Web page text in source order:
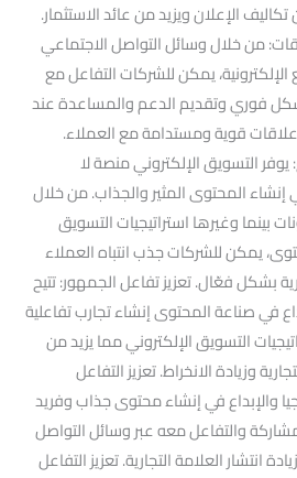
الإعلان ويزيد من عائد الاستثمار.
من خلال وسائل التواصل الاجتماعي
الإلكترونية، يمكن للشركات التفاعل مع
فوري وتقديم الدعم والمساعدة عند
قوية ومستدامة مع العملاء.
يوفر التسويق الإلكتروني منصة لا
إنشاء المحتوى المثير والجذاب. من خلال
بينما وغيرها استراتيجيات التسويق
يمكن للشركات جذب انتباه العملاء
بشكل فعّال. تعزيز تفاعل الجمهور: تتيح
في صناعة المحتوى إنشاء تجارب تفاعلية
التسويق الإلكتروني مما يزيد من
وزيادة الانخراط. تعزيز التفاعل
والإبداع في إنشاء محتوى جذاب وفريد
والتفاعل معه عبر وسائل التواصل
انتشار العلامة التجارية. تعزيز التفاعل